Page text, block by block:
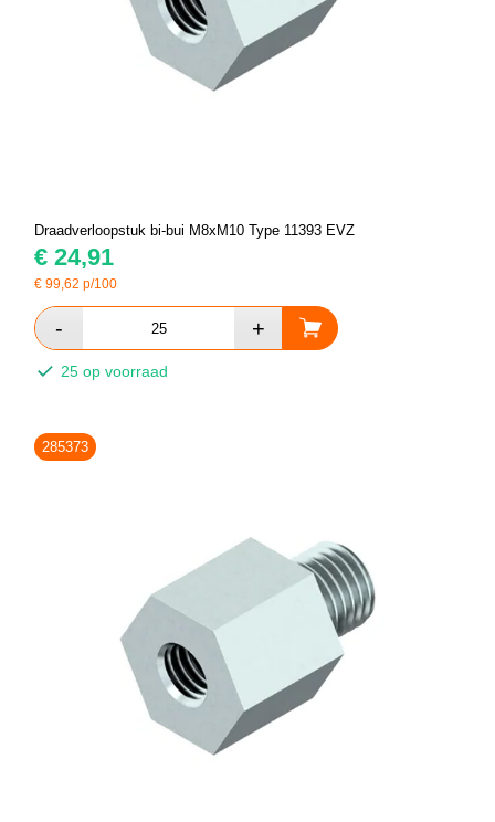
Draadverloopstuk bi-bui M8xM10 Type 11393 EVZ
€ 24,91
€99,62 p/100
25 op voorraad
285373